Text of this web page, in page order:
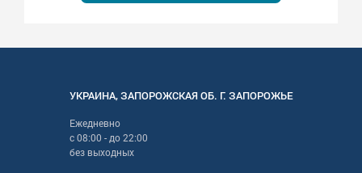
УКРАИНА,ЗАПОРОЖСКАЯОБ. Г. ЗАПОРОЖЬЕ
Ежедневно
с08:00 - до22:00
без выходных